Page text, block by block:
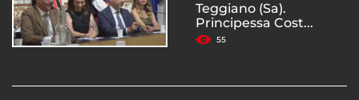
Teggiano (Sa).
Principessa Cost...
55